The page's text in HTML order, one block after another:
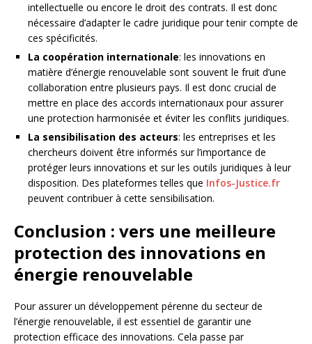
intellectuelle ou encore le droit des contrats. Il est donc
nécessaire d’adapter le cadre juridique pour tenir compte de
ces spécificités.
La coopération internationale: les innovations en
matière d’énergie renouvelable sont souvent le fruit d’une
collaboration entre plusieurs pays. Il est donc crucial de
mettre en place des accords internationaux pour assurer
une protection harmonisée et éviter les conflits juridiques.
La sensibilisation des acteurs: les entreprises et les
chercheurs doivent être informés sur l’importance de
protéger leurs innovations et sur les outils juridiques à leur
disposition. Des plateformes telles que Infos-Justice.fr
peuvent contribuer à cette sensibilisation.
Conclusion : vers une meilleure
protection des innovations en
énergie renouvelable
Pour assurer un développement pérenne du secteur de
l’énergie renouvelable, il est essentiel de garantir une
protection efficace des innovations. Cela passe par